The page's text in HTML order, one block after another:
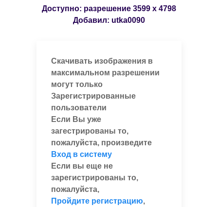
Доступно: разрешение 3599 x 4798
Добавил: utka0090
Скачивать изображения в
максимальном разрешении
могут только
Зарегистрированные
пользователи
Если Вы уже
загестрированы то,
пожалуйста, произведите
Вход в систему
Если вы еще не
зарегистрированы то,
пожалуйста,
Пройдите регистрацию,